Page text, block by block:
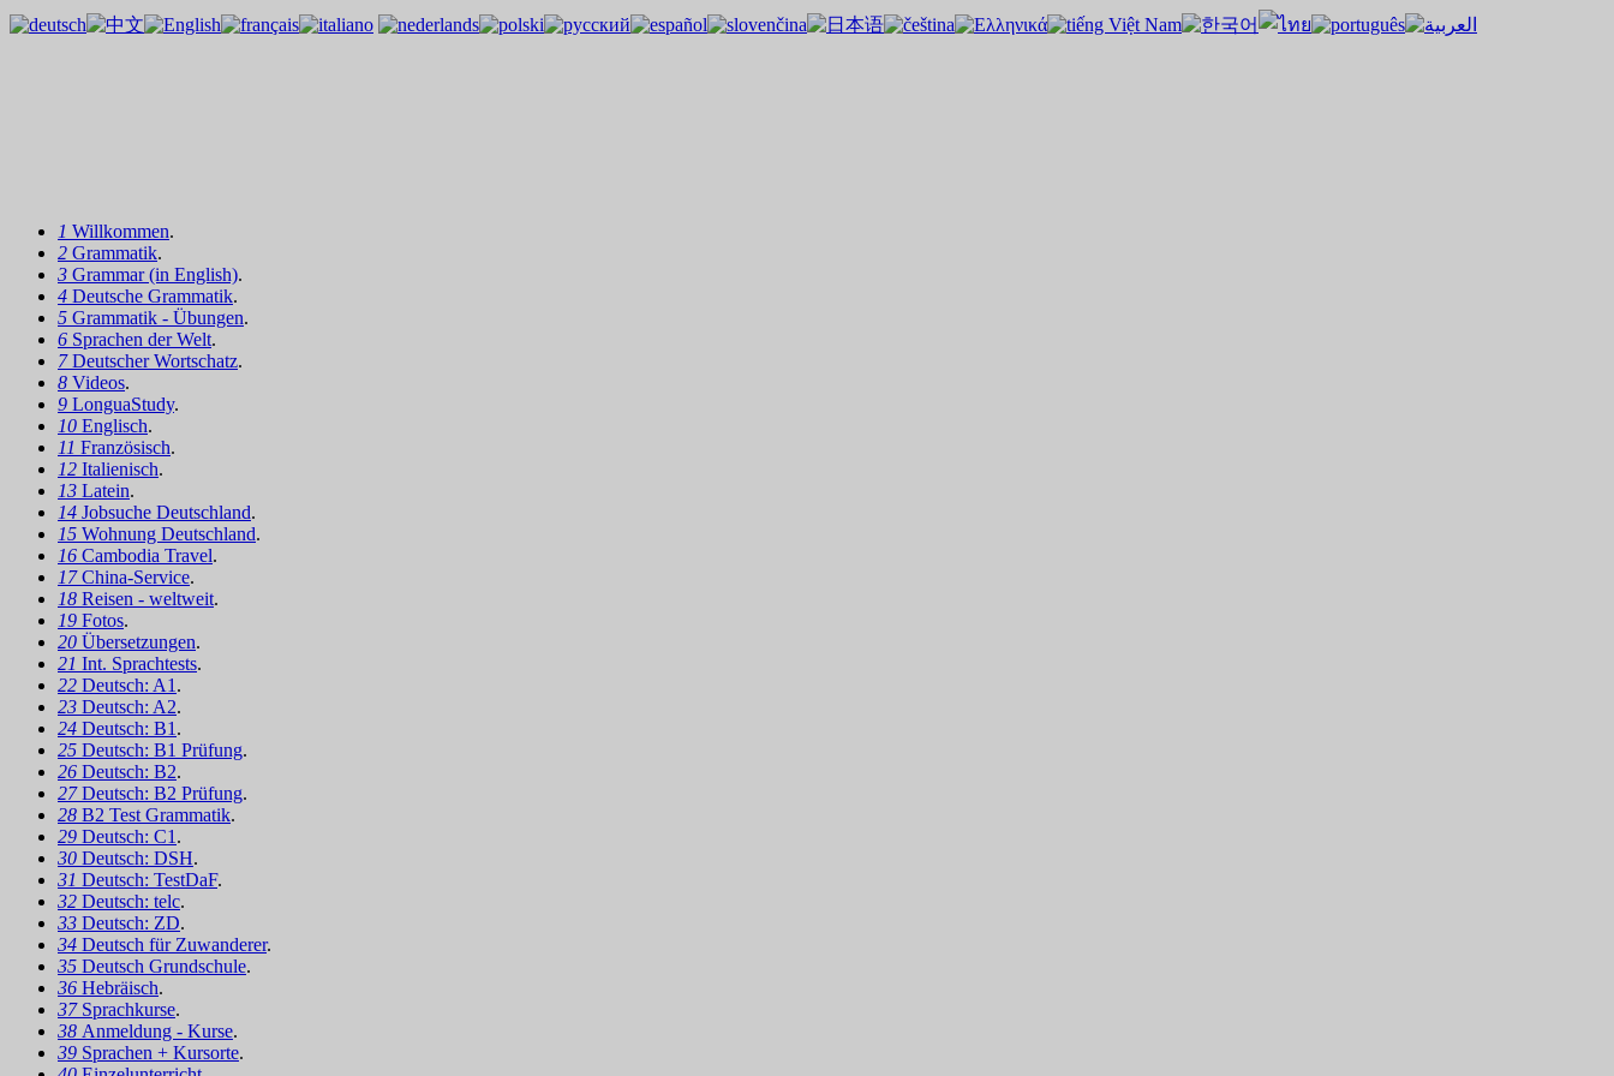
1 Willkommen.
2 Grammatik.
3 Grammar (in English).
4 Deutsche Grammatik.
5 Grammatik - Übungen.
6 Sprachen der Welt.
7Deutscher Wortschatz.
8 Videos.
9 LonguaStudy.
10 Englisch.
11 Französisch.
12 Italienisch.
13 Latein.
14 Jobsuche Deutschland.
15 Wohnung Deutschland.
16 Cambodia Travel.
17China-Service.
18 Reisen - weltweit.
19 Fotos.
20 Übersetzungen.
21 Int. Sprachtests.
22 Deutsch: A1 .
23 Deutsch: A2.
24 Deutsch: B1 .
25 Deutsch: B1 Prüfung.
26 Deutsch: B2.
27Deutsch: B2 Prüfung.
28 B2 Test Grammatik.
29 Deutsch: C1 .
30 Deutsch: DSH.
31 Deutsch: TestDaF.
32 Deutsch: telc.
33 Deutsch: ZD.
34 Deutsch für Zuwanderer.
35 Deutsch Grundschule.
36 Hebräisch.
37 Sprachkurse.
38 Anmeldung - Kurse.
39 Sprachen + Kursorte.